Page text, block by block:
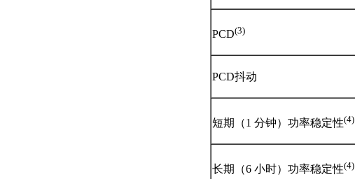
PCD(3)
PCD抖动
短期（1 分钟）功率稳定性(4)
长期（6 小时）功率稳定性(4)